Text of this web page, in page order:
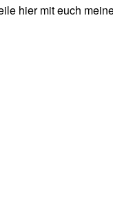
hier mit euch